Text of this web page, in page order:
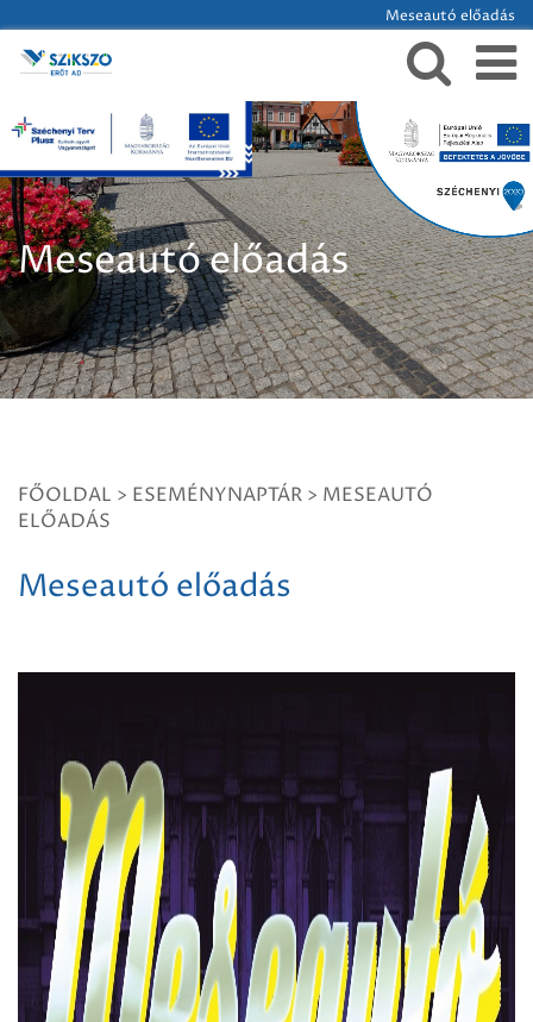
Meseautó előadás
Meseautó előadás
FŐOLDAL > ESEMÉNYNAPTÁR > MESEAUTÓ
ELŐADÁS
Meseautó előadás